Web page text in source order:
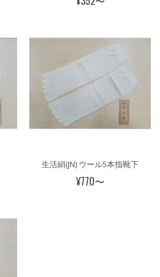
生活絹(JN) ウール5本指靴下
¥770〜